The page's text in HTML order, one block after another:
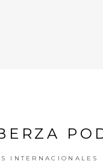
INTERNACIONALES